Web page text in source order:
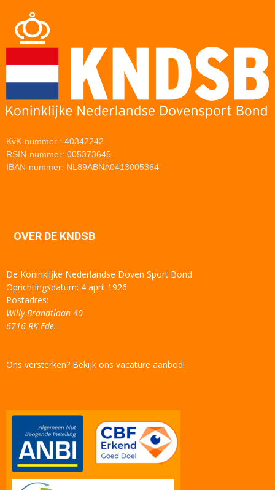
KvK-nummer : 40342242
RSIN-nummer: 005373645
IBAN-nummer: NL89ABNA0413005364
OVER DE KNDSB
De Koninklijke Nederlandse Doven Sport Bond
Oprichtingsdatum: 4 april 1926
Postadres:
Willy Brandtlaan 40
6716 RK Ede.
Ons versterken? Bekijk ons vacature aanbod!